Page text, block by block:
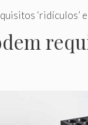
‘ridículos’